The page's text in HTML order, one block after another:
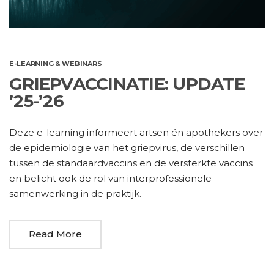
E-LEARNING & WEBINARS
GRIEPVACCINATIE: UPDATE
’25-’26
Deze e-learning informeert artsen én apothekers over
de epidemiologie van het griepvirus, de verschillen
tussen de standaardvaccins en de versterkte vaccins
en belicht ook de rol van interprofessionele
samenwerking in de praktijk.
Read More